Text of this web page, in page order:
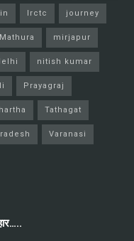
Irctc journey
Mathura mirjapur
nitish kumar
Prayagraj
Tathagat
Varanasi